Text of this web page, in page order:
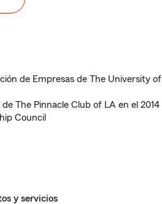
de Empresas de The University of
The Pinnacle Club of LA en el 2014
Council
y servicios